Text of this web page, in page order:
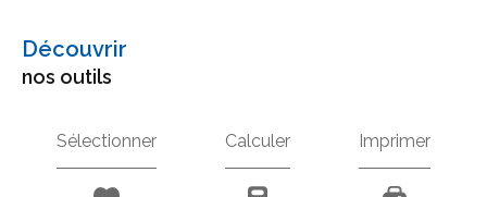
découvrir
nos outils
Sélectionner Calculer Imprimer